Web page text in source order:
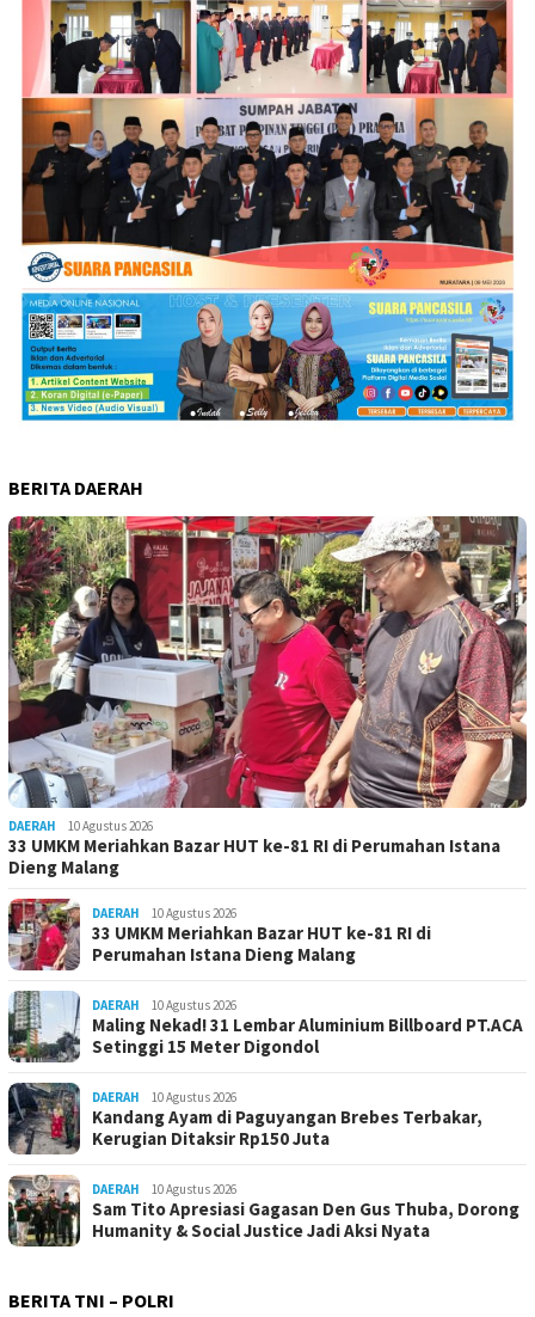
BERITA DAERAH
DAERAH 10 Agustus 2026
33 UMKM Meriahkan Bazar HUT ke-81 RI di Perumahan Istana
Dieng Malang
DAERAH 10 Agustus 2026
33 UMKM Meriahkan Bazar HUT ke-81 RI di
Perumahan Istana Dieng Malang
DAERAH 10 Agustus 2026
Maling Nekad! 31 Lembar Aluminium Billboard PT.ACA
Setinggi 15 Meter Digondol
DAERAH 10 Agustus 2026
Kandang Ayam di Paguyangan Brebes Terbakar,
Kerugian Ditaksir Rp150 Juta
DAERAH 10 Agustus 2026
Sam Tito Apresiasi Gagasan Den Gus Thuba, Dorong
Humanity & Social Justice Jadi Aksi Nyata
BERITA TNI – POLRI